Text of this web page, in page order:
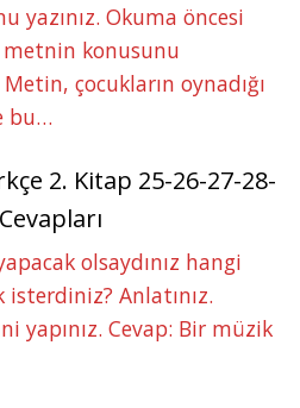
yazınız. Okuma öncesi
metnin konusunu
Metin, çocukların oynadığı
bu…
2. Kitap 25-26-27-28-
olsaydınız hangi
Anlatınız.
yapınız. Cevap: Bir müzik